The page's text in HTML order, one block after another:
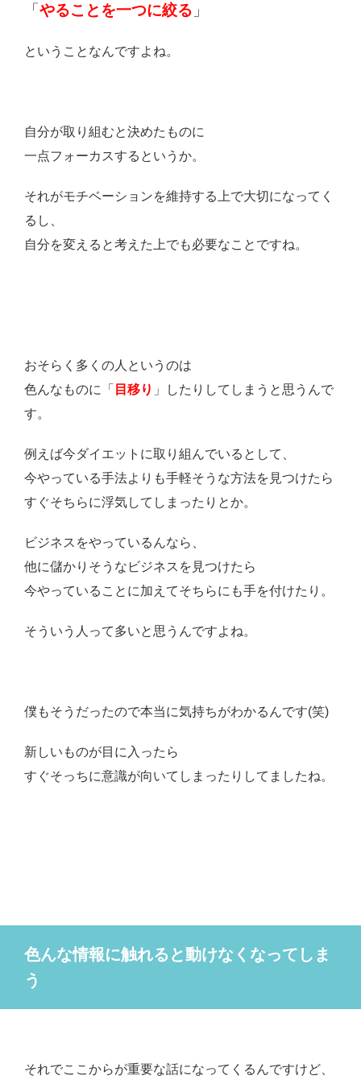
「 やることを一つに絞る 」
ということなんですよね。
自分が取り組むと決めたものに
一点フォーカスするというか。
それがモチベーションを維持する上で大切になってく
るし、
自分を変えると考えた上でも必要なことですね。
おそらく多くの人というのは
色んなものに「 目移り 」したりしてしまうと思うんで
す。
例えば今ダイエットに取り組んでいるとして、
今やっている手法よりも手軽そうな方法を見つけたら
すぐそちらに浮気してしまったりとか。
ビジネスをやっているんなら、
他に儲かりそうなビジネスを見つけたら
今やっていることに加えてそちらにも手を付けたり。
そういう人って多いと思うんですよね。
僕もそうだったので本当に気持ちがわかるんです(笑)
新しいものが目に入ったら
すぐそっちに意識が向いてしまったりしてましたね。
色んな情報に触れると動けなくなってしま
う
それでここからが重要な話になってくるんですけど、